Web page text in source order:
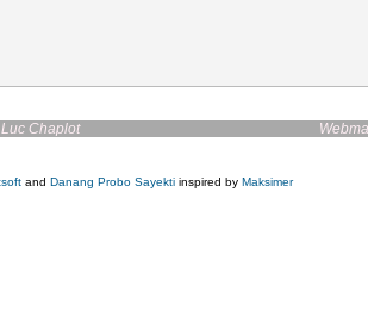
bray, Le maire Jean Luc Chaplot
and Danang Probo Sayekti inspired by Maksimer